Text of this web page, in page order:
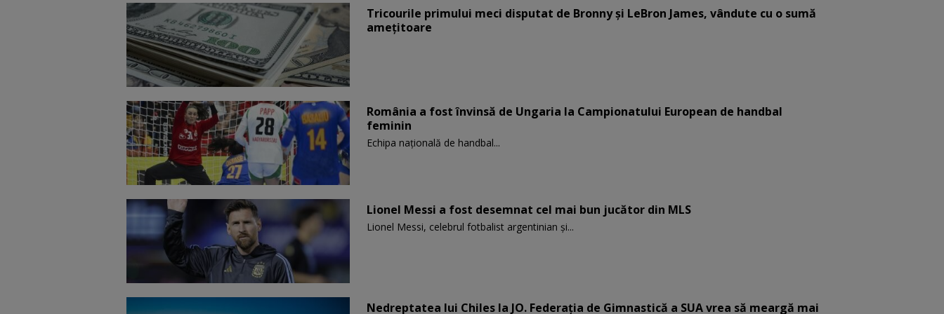
Tricourile primului meci disputat de Bronny şi LeBron James, vândute cu o sumă
amețitoare
România a fost învinsă de Ungaria la Campionatului European de handbal
feminin
Echipa națională de handbal...
Lionel Messi a fost desemnat cel mai bun jucător din MLS
Lionel Messi, celebrul fotbalist argentinian și...
Nedreptatea lui Chiles la JO. Federația de Gimnastică a SUA vrea să meargă mai